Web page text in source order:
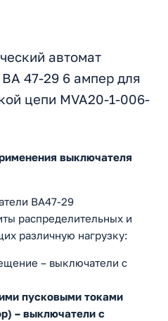
автомат
47-29 6 ампер для
цепи MVA20-1-006-
выключателя
ВА47-29
распределительных и
различную нагрузку:
– выключатели с
пусковыми токами
– выключатели с